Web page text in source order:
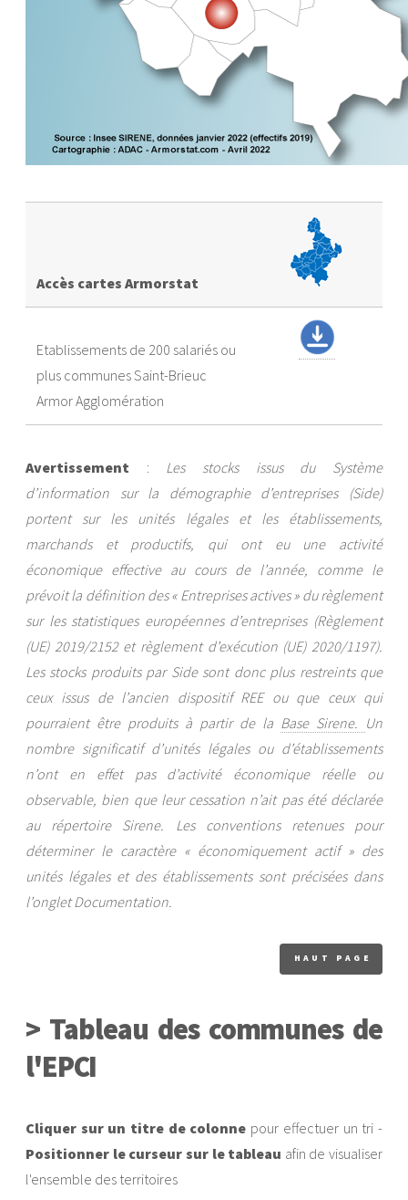
Accès cartes Armorstat
Etablissements de 200 salariés ou
plus communes Saint-Brieuc
Armor Agglomération
Avertissement : Les stocks issus du Système
d’information sur la démographie d’entreprises (Side)
portent sur les unités légales et les établissements,
marchands et productifs, qui ont eu une activité
économique effective au cours de l’année, comme le
prévoit la définition des « Entreprises actives » du règlement
sur les statistiques européennes d’entreprises (Règlement
(UE) 2019/2152 et règlement d’exécution (UE) 2020/1197).
Les stocks produits par Side sont donc plus restreints que
ceux issus de l’ancien dispositif REE ou que ceux qui
pourraient être produits à partir de la Base Sirene. Un
nombre significatif d’unités légales ou d’établissements
n’ont en effet pas d’activité économique réelle ou
observable, bien que leur cessation n’ait pas été déclarée
au répertoire Sirene. Les conventions retenues pour
déterminer le caractère « économiquement actif » des
unités légales et des établissements sont précisées dans
l’onglet Documentation.
HAUT PAGE
> Tableau des communes de
l'EPCI
Cliquer sur un titre de colonne pour effectuer un tri -
Positionner le curseur sur le tableau afin de visualiser
l'ensemble des territoires